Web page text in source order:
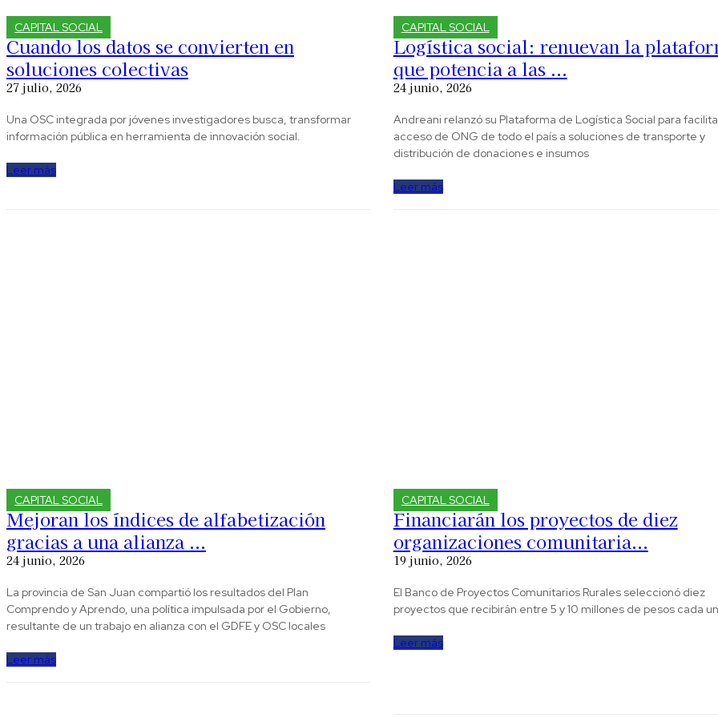
CAPITAL SOCIAL
Cuando los datos se convierten en
soluciones colectivas
27 julio, 2026
Una OSC integrada por jóvenes investigadores busca, transformar
información pública en herramienta de innovación social.
Leer más
CAPITAL SOCIAL
Logística social: renuevan la
que potencia a las ...
24 junio, 2026
Andreani relanzó su Plataforma de Logística Social para
acceso de ONG de todo el país a soluciones de transporte y
distribución de donaciones e insumos
Leer más
CAPITAL SOCIAL
Mejoran los índices de alfabetización
gracias a una alianza ...
24 junio, 2026
La provincia de San Juan compartió los resultados del Plan
Comprendo y Aprendo, una política impulsada por el Gobierno,
resultante de un trabajo en alianza con el GDFE y OSC locales
Leer más
CAPITAL SOCIAL
Financiarán los proyectos de diez
organizaciones comunitaria...
19 junio, 2026
El Banco de Proyectos Comunitarios Rurales seleccionó diez
proyectos que recibirán entre 5 y 10 millones de pesos cada
Leer más